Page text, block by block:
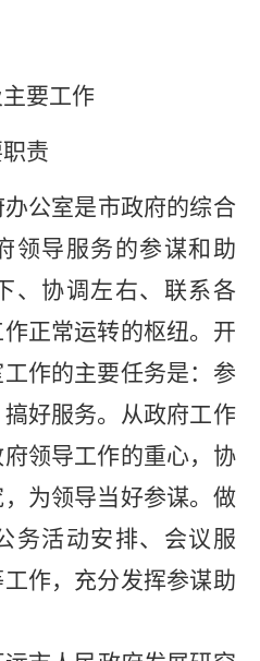
要工作
职责
公室是市政府的综合
领导服务的参谋和助
、协调左右、联系各
正常运转的枢纽。开
作的主要任务是：参
好服务。从政府工作
领导工作的重心，协
为领导当好参谋。做
务活动安排、会议服
作，充分发挥参谋助